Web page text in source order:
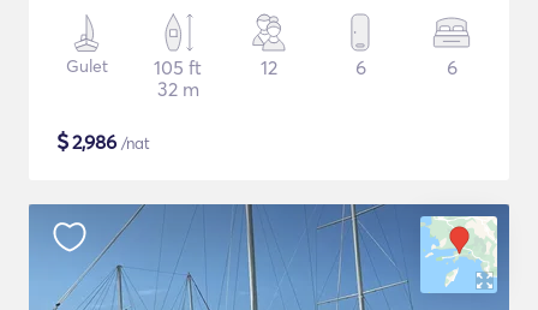
Gulet
105 ft
32 m
12 6 6
$2,986 /nat